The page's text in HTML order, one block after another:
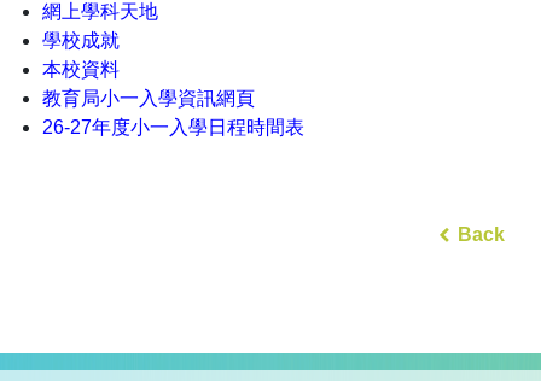
網上學科天地
學校成就
本校資料
教育局小一入學資訊網頁
26-27年度小一入學日程時間表
Back